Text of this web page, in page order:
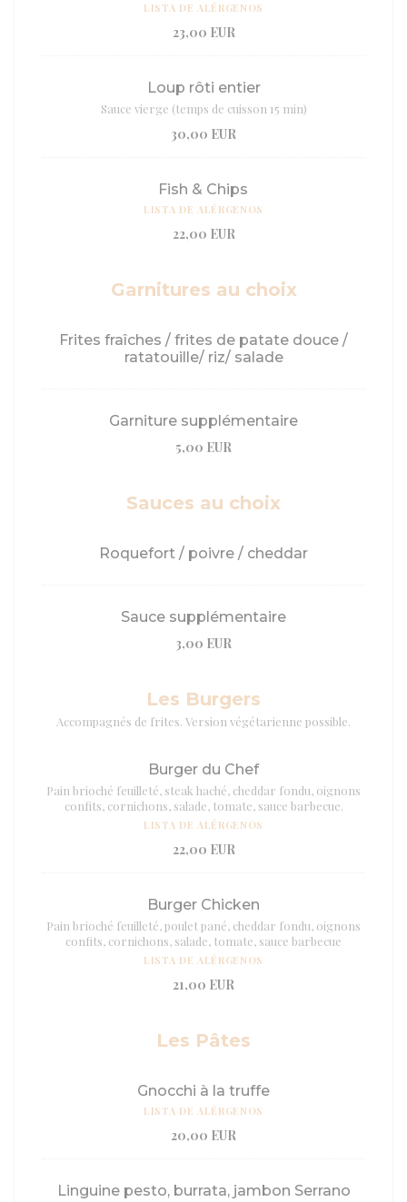
LISTA DE ALÉRGENOS
23,00 EUR
Loup rôti entier
Sauce vierge (temps de cuisson 15 min)
30,00 EUR
Fish & Chips
LISTA DE ALÉRGENOS
22,00 EUR
Garnitures au choix
Frites fraîches / frites de patate douce /
ratatouille/ riz/ salade
Garniture supplémentaire
5,00 EUR
Sauces au choix
Roquefort / poivre / cheddar
Sauce supplémentaire
3,00 EUR
Les Burgers
Accompagnés de frites. Version végétarienne possible.
Burger du Chef
Pain brioché feuilleté, steak haché, cheddar fondu, oignons
confits, cornichons, salade, tomate, sauce barbecue.
LISTA DE ALÉRGENOS
22,00 EUR
Burger Chicken
Pain brioché feuilleté, poulet pané, cheddar fondu, oignons
confits, cornichons, salade, tomate, sauce barbecue
LISTA DE ALÉRGENOS
21,00 EUR
Les Pâtes
Gnocchi à la truffe
LISTA DE ALÉRGENOS
20,00 EUR
Linguine pesto, burrata, jambon Serrano